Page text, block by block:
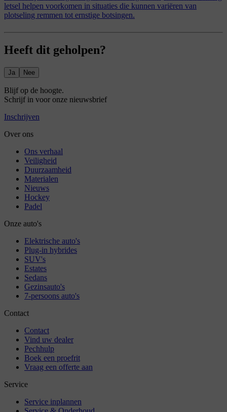
letsel helpen voorkomen in situaties die kunnen variëren van
plotseling remmen tot ernstige botsingen.
Heeft dit geholpen?
Ja Nee